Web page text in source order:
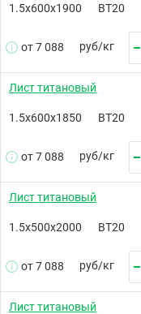
1.5х600х1900 ВТ20
от 7 088 руб/кг
Лист титановый
1.5х600х1850 ВТ20
от 7 088 руб/кг
Лист титановый
1.5х500х2000 ВТ20
от 7 088 руб/кг
Лист титановый